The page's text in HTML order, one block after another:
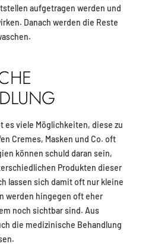
aufgetragen werden und
Danach werden die Reste
es viele Möglichkeiten, diese zu
Cremes, Masken und Co. oft
können schuld daran sein,
Produkten dieser
lassen sich damit oft nur kleine
werden hingegen oft eher
noch sichtbar sind. Aus
die medizinische Behandlung